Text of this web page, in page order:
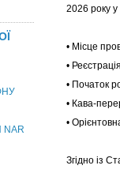
2026 року у
• Місце
•
• Початок
• Кава-
•
Згідно із